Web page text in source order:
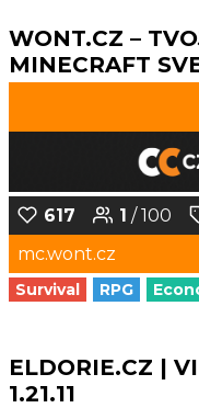
WONT.CZ –
MINECRAFT
617 1 / 100
mc.wont.cz
Survival RPG
ELDORIE.CZ |
1.21.11